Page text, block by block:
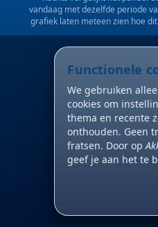
vandaag met dezelfde periode
grafiek laten meteen zien hoe
Functionele
We gebruiken
cookies om
thema en recente
onthouden. Geen
fratsen. Door op
geef je aan het te